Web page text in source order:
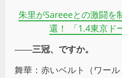
朱里がSareeeとの激闘を
還！ 「1.4東京ド
――三冠、ですか。
舞華：赤いベルト（ワー